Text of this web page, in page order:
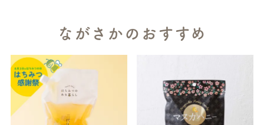
ながさかのおすすめ